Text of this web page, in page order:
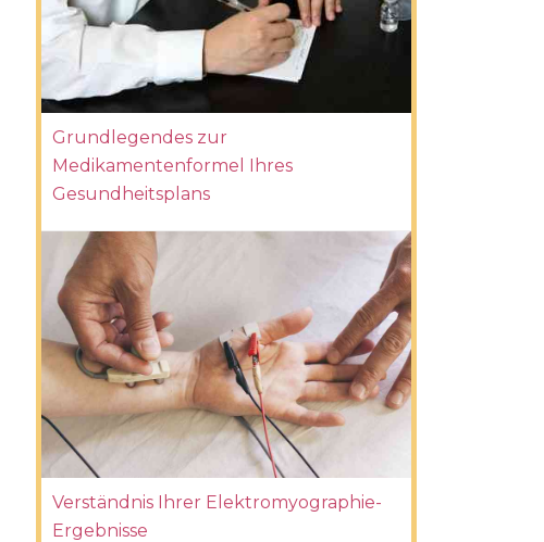
Grundlegendes zur
Medikamentenformel Ihres
Gesundheitsplans
Verständnis Ihrer Elektromyographie-
Ergebnisse